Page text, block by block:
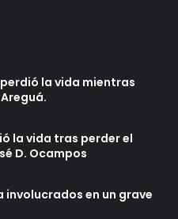
la vida mientras
la vida tras perder el
D. Ocampos
en un grave